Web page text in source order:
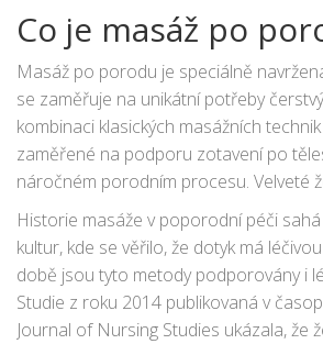
Co je masáž po
Masáž po porodu je speciálně
se zaměřuje na unikátní potřeby
kombinaci klasických masážních
zaměřené na podporu zotavení po
náročném porodním procesu. Velveté
mohou během
po porodu
svalů, zlepšení krevního oběhu a
Historie masáže v poporodní péči
kultur, kde se věřilo, že dotyk má
době jsou tyto metody podporovány i
Studie z roku 2014 publikovaná v
Journal of Nursing Studies ukázala, že